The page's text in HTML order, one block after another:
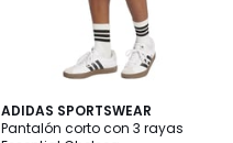
ADIDAS SPORTSWEAR
Pantalón corto con 3 rayas
4,7
/ 5
2
Colores